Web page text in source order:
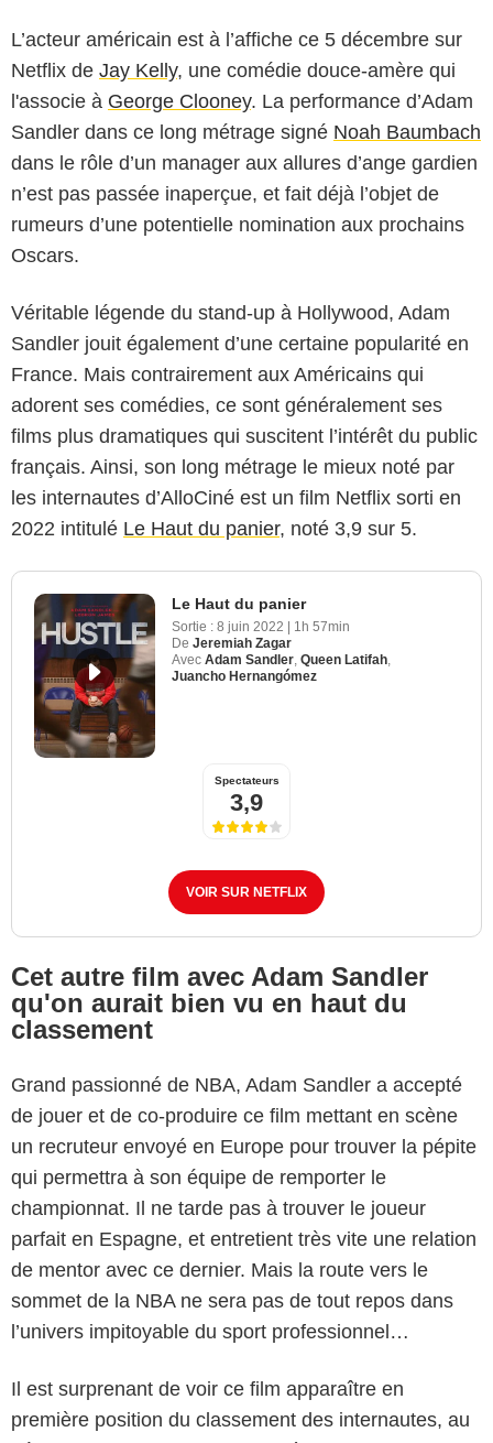
L’acteur américain est à l’affiche ce 5 décembre sur
Netflix de Jay Kelly, une comédie douce-amère qui
l'associe à George Clooney. La performance d’Adam
Sandler dans ce long métrage signé Noah Baumbach
dans le rôle d’un manager aux allures d’ange gardien
n’est pas passée inaperçue, et fait déjà l’objet de
rumeurs d’une potentielle nomination aux prochains
Oscars.
Véritable légende du stand-up à Hollywood, Adam
Sandler jouit également d’une certaine popularité en
France. Mais contrairement aux Américains qui
adorent ses comédies, ce sont généralement ses
films plus dramatiques qui suscitent l’intérêt du public
français. Ainsi, son long métrage le mieux noté par
les internautes d’AlloCiné est un film Netflix sorti en
2022 intitulé Le Haut du panier, noté 3,9 sur 5.
Le Haut du panier
Sortie : 8 juin 2022 | 1h 57min
De Jeremiah Zagar
Avec Adam Sandler Queen Latifah
Juancho Hernangómez
Spectateurs
3,9
VOIR SUR NETFLIX
Cet autre film avec Adam Sandler
qu'on aurait bien vu en haut du
classement
Grand passionné de NBA, Adam Sandler a accepté
de jouer et de co-produire ce film mettant en scène
un recruteur envoyé en Europe pour trouver la pépite
qui permettra à son équipe de remporter le
championnat. Il ne tarde pas à trouver le joueur
parfait en Espagne, et entretient très vite une relation
de mentor avec ce dernier. Mais la route vers le
sommet de la NBA ne sera pas de tout repos dans
l’univers impitoyable du sport professionnel…
Il est surprenant de voir ce film apparaître en
première position du classement des internautes, au